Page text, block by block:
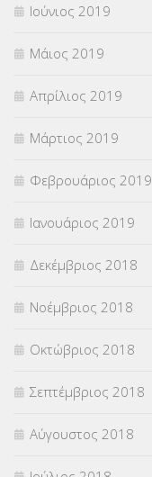
Ιούνιος 2019
Μάιος 2019
Απρίλιος 2019
Μάρτιος 2019
Φεβρουάριος 2019
Ιανουάριος 2019
Δεκέμβριος 2018
Νοέμβριος 2018
Οκτώβριος 2018
Σεπτέμβριος 2018
Αύγουστος 2018